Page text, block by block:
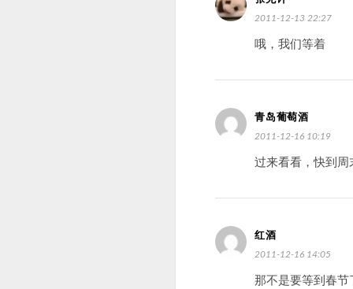
2011-12-13 22:27
哦，我们等着
青岛葡萄酒
2011-12-16 10:19
过来看看，快到周
红酒
2011-12-16 14:05
那不是要等到春节